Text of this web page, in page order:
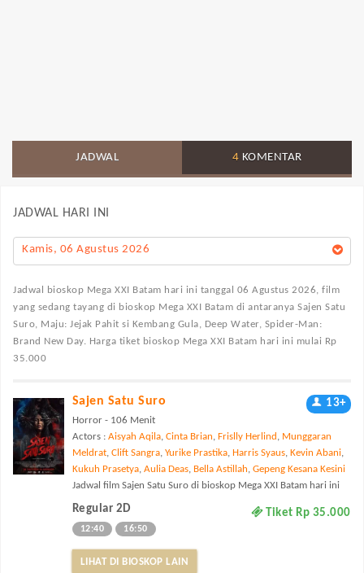
JADWAL 4 KOMENTAR
JADWAL HARI INI
Kamis, 06 Agustus 2026
Jadwal bioskop Mega XXI Batam hari ini tanggal 06 Agustus 2026, film
yang sedang tayang di bioskop Mega XXI Batam di antaranya Sajen Satu
Suro, Maju: Jejak Pahit si Kembang Gula, Deep Water, Spider-Man:
Brand New Day. Harga tiket bioskop Mega XXI Batam hari ini mulai Rp
35.000
Sajen Satu Suro 13+
Horror - 106 Menit
Actors : Aisyah Aqila, Cinta Brian, Frislly Herlind , Munggaran
Meldrat, Clift Sangra, Yurike Prastika, Harris Syaus, Kevin Abani,
Kukuh Prasetya, Aulia Deas, Bella Astillah, Gepeng Kesana Kesini
Jadwal film Sajen Satu Suro di bioskop Mega XXI Batam hari ini
Regular 2D Tiket Rp 35.000
12:40 16:50
LIHAT DI BIOSKOP LAIN